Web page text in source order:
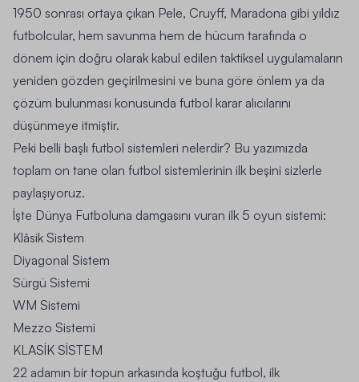
1950 sonrası ortaya çıkan Pele, Cruyff, Maradona gibi yıldız
futbolcular, hem savunma hem de hücum tarafında o
dönem için doğru olarak kabul edilen taktiksel uygulamaların
yeniden gözden geçirilmesini ve buna göre önlem ya da
çözüm bulunması konusunda futbol karar alıcılarını
düşünmeye itmiştir.
Peki belli başlı futbol sistemleri nelerdir? Bu yazımızda
toplam on tane olan futbol sistemlerinin ilk beşini sizlerle
paylaşıyoruz.
İşte Dünya Futboluna damgasını vuran ilk 5 oyun sistemi:
Klâsik Sistem
Diyagonal Sistem
Sürgü Sistemi
WM Sistemi
Mezzo Sistemi
KLASİK SİSTEM
22 adamın bir topun arkasında koştuğu futbol, ilk